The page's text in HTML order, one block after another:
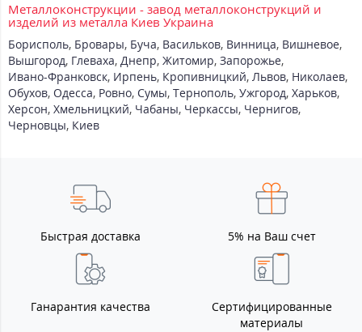
Металлоконструкции - завод металлоконструкций и
изделий из металла Киев Украина
Борисполь, Бровары, Буча, Васильков, Винница, Вишневое,
Вышгород, Глеваха, Днепр, Житомир, Запорожье,
Ивано-Франковск, Ирпень, Кропивницкий, Львов, Николаев,
Обухов, Одесса, Ровно, Сумы, Тернополь, Ужгород, Харьков,
Херсон, Хмельницкий, Чабаны, Черкассы, Чернигов,
Черновцы, Киев
Быстрая доставка 5% на Ваш счет
Ганарантия качества
Сертифицированные
материалы